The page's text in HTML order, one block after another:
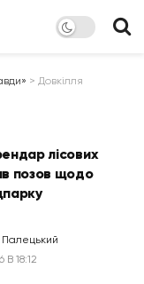
> Довкілля
лісових
позов щодо
18:12